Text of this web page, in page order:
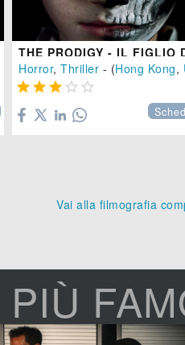
Horror, Thriller - (Hong Kong,
    
Vai alla filmografia